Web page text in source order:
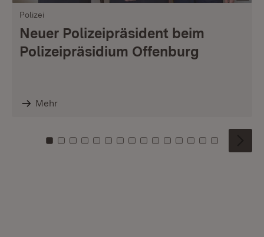
Polizei
Neuer Polizeipräsident beim
Polizeipräsidium Offenburg
Mehr
Zu Kachel: 0
Zu Kachel: 1
Zu Kachel: 2
Zu Kachel: 3
Zu Kachel: 4
Zu Kachel: 5
Zu Kachel: 6
Zu Kachel: 7
Zu Kachel: 8
Zu Kachel: 9
Zu Kachel: 10
Zu Kachel: 11
Zu Kachel: 12
Zu Kachel:
Zu